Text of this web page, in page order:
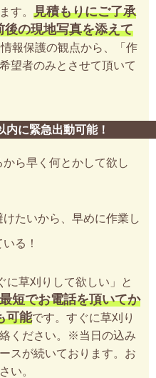
す。 見積もりにご了承
の現地写真を添えて
報保護の観点から、「作
望者のみとさせて頂いて
に緊急出動可能！
ら早く何とかして欲し
たいから、早めに作業し
る！
に草刈りして欲しい」と
最短でお電話を頂いてか
可能です。すぐに草刈り
ください。※当日の込み
スが続いております。お
い。